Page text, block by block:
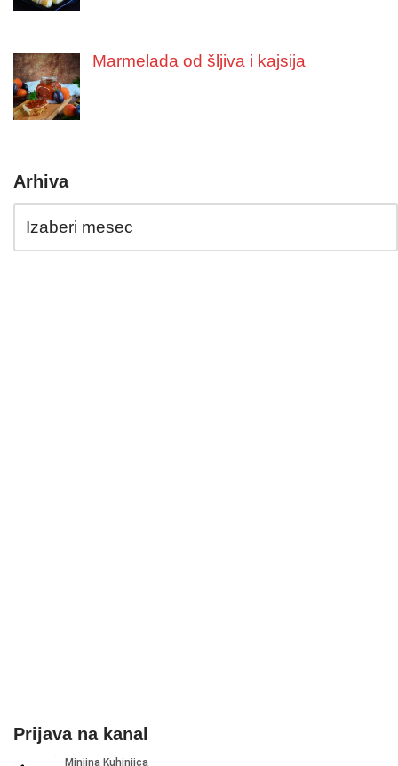
Marmelada od šljiva i kajsija
Arhiva
Prijava na kanal